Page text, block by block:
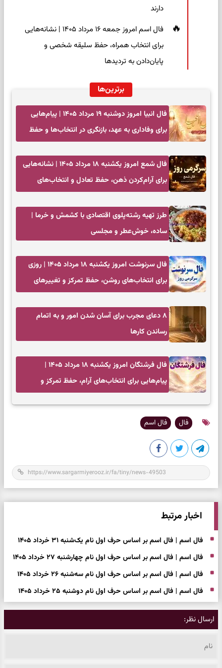
دارند
فال اسم امروز جمعه ۱۶ مرداد ۱۴۰۵ | نشانه‌هایی
برای انتخاب همراه، حفظ سلیقه شخصی و
پایان‌دادن به تردیدها
برترین‌ها
فال انبیا امروز دوشنبه ۱۹ مرداد ۱۴۰۵ | پیام‌هایی
برای وفاداری به عهد، بازنگری در انتخاب‌ها و حفظ
فال شمع امروز یکشنبه ۱۸ مرداد ۱۴۰۵ | نشانه‌هایی
برای آرام‌کردن ذهن، حفظ تعادل و انتخاب‌های
طرز تهیه رشته‌پلوی اقتصادی با کشمش و خرما |
ساده، خوش‌عطر و مجلسی
فال سرنوشت امروز یکشنبه ۱۸ مرداد ۱۴۰۵ | روزی
برای انتخاب‌های روشن، حفظ تمرکز و تغییرهای
۸ دعای مجرب برای آسان شدن امور و به اتمام
رساندن کار‌ها
فال فرشتگان امروز یکشنبه ۱۸ مرداد ۱۴۰۵ |
پیام‌هایی برای انتخاب‌های آرام، حفظ تمرکز و
فال فال اسم
اخبار مرتبط
فال اسم | فال اسم بر اساس حرف اول نام یک‌شنبه ۳۱ خرداد ۱۴۰۵
فال اسم | فال اسم بر اساس حرف اول نام چهارشنبه ۲۷ خرداد ۱۴۰۵
فال اسم | فال اسم بر اساس حرف اول نام سه‌شنبه ۲۶ خرداد ۱۴۰۵
فال اسم | فال اسم بر اساس حرف اول نام دوشنبه ۲۵ خرداد ۱۴۰۵
ارسال نظر: